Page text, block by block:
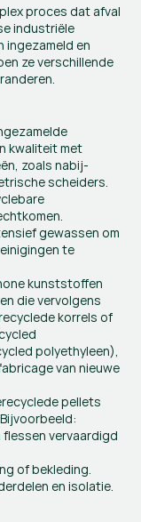
proces dat afval
industriële
en
ze verschillende
kwaliteit met
zoals nabij-
scheiders.
gewassen om
te
kunststoffen
die vervolgens
korrels of
polyethyleen),
van nieuwe
pellets
flessen vervaardigd
of bekleding.
en isolatie.